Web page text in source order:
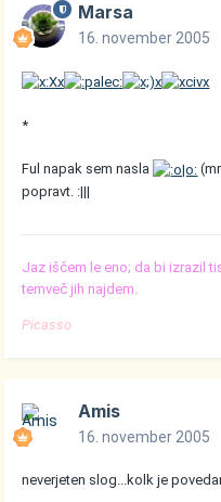
Marsa
16. november 2005
*
Ful napak sem nasla
popravt. :|||
Jaz iščem le eno; da bi izrazil
temveč jih najdem.
Picasso
Amis
16. november 2005
neverjeten slog...kolk je